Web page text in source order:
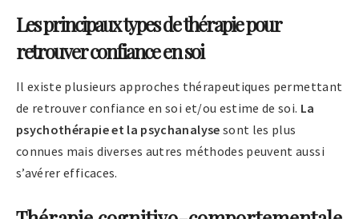
Les principaux types de thérapie pour
retrouver confiance en soi
Il existe plusieurs approches thérapeutiques permettant
de retrouver confiance en soi et/ou estime de soi. La
psychothérapie et la psychanalyse sont les plus
connues mais diverses autres méthodes peuvent aussi
s’avérer efficaces.